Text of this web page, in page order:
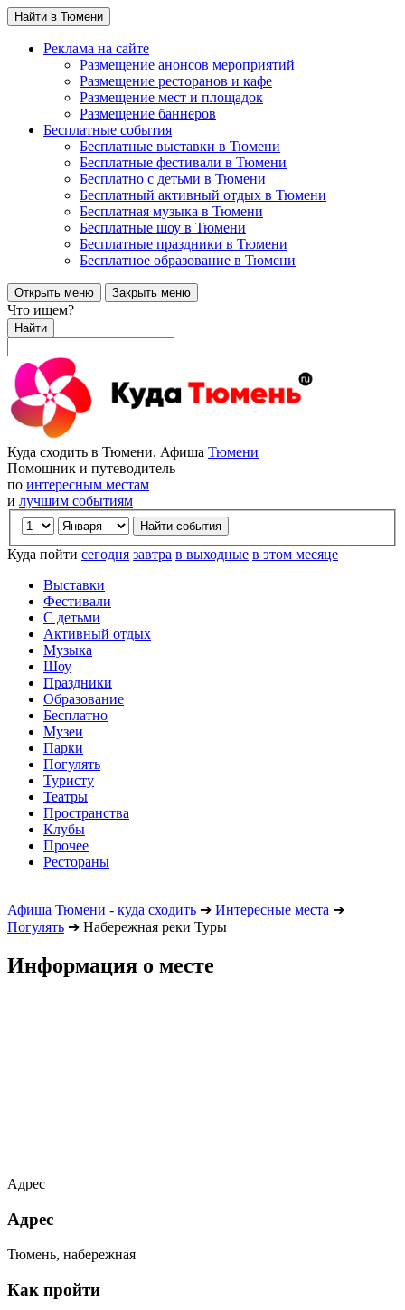
Найти в Тюмени
Реклама на сайте
Размещение анонсов мероприятий
Размещение ресторанов и кафе
Размещение мест и площадок
Размещение баннеров
Бесплатные события
Бесплатные выставки в Тюмени
Бесплатные фестивали в Тюмени
Бесплатно с детьми в Тюмени
Бесплатный активный отдых в Тюмени
Бесплатная музыка в Тюмени
Бесплатные шоу в Тюмени
Бесплатные праздники в Тюмени
Бесплатное образование в Тюмени
Открыть меню Закрыть меню
Что ищем?
Найти
Куда сходить в Тюмени. Афиша Тюмени
Помощник и путеводитель
по интересным местам
и лучшим событиям
Куда пойти сегодня завтра в выходные в этом месяце
Выставки
Фестивали
С детьми
Активный отдых
Музыка
Шоу
Праздники
Образование
Бесплатно
Музеи
Парки
Погулять
Туристу
Театры
Пространства
Клубы
Прочее
Рестораны
Афиша Тюмени - куда сходить ➔ Интересные места ➔
Погулять ➔ Набережная реки Туры
Информация о месте
Адрес
Адрес
Тюмень, набережная
Как пройти